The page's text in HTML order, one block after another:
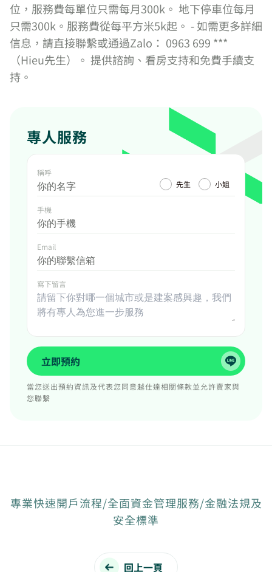
位，服務費每單位只需每月300k。 地下停車位每月
只需300k。服務費從每平方米5k起。 - 如需更多詳細
信息，請直接聯繫或通過Zalo： 0963 699 ***
（Hieu先生）。 提供諮詢、看房支持和免費手續支
持。
專人服務
稱呼
先生
小姐
手機
Email
寫下留言
立即預約
當您送出預約資訊及代表您同意越仕達相關條款並允許賣家與
您聯繫
專業快速開戶流程/全面資金管理服務/金融法規及
安全標準
回上一頁